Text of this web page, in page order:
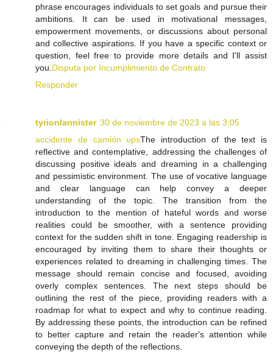
phrase encourages individuals to set goals and pursue their
ambitions. It can be used in motivational messages,
empowerment movements, or discussions about personal
and collective aspirations. If you have a specific context or
question, feel free to provide more details and I'll assist
you. Disputa por Incumplimiento de Contrato
Responder
tyrionlannister 30 de noviembre de 2023 a las 3:05
accidente de camión upsThe introduction of the text is
reflective and contemplative, addressing the challenges of
discussing positive ideals and dreaming in a challenging
and pessimistic environment. The use of vocative language
and clear language can help convey a deeper
understanding of the topic. The transition from the
introduction to the mention of hateful words and worse
realities could be smoother, with a sentence providing
context for the sudden shift in tone. Engaging readership is
encouraged by inviting them to share their thoughts or
experiences related to dreaming in challenging times. The
message should remain concise and focused, avoiding
overly complex sentences. The next steps should be
outlining the rest of the piece, providing readers with a
roadmap for what to expect and why to continue reading.
By addressing these points, the introduction can be refined
to better capture and retain the reader's attention while
conveying the depth of the reflections.